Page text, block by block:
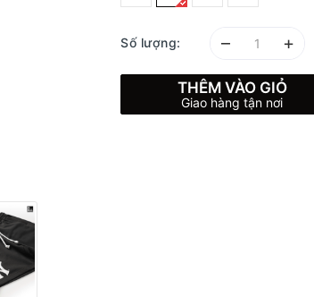
Số lượng: – +
THÊM VÀO GIỎ
Giao hàng tận nơi